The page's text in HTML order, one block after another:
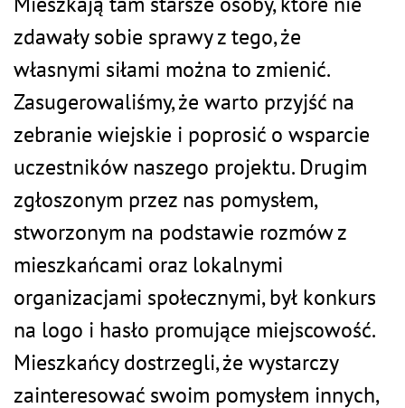
zdawały sobie sprawy z tego, że
własnymi siłami można to zmienić.
Zasugerowaliśmy, że warto przyjść na
zebranie wiejskie i poprosić o wsparcie
uczestników naszego projektu. Drugim
zgłoszonym przez nas pomysłem,
stworzonym na podstawie rozmów z
mieszkańcami oraz lokalnymi
organizacjami społecznymi, był konkurs
na logo i hasło promujące miejscowość.
Mieszkańcy dostrzegli, że wystarczy
zainteresować swoim pomysłem innych,